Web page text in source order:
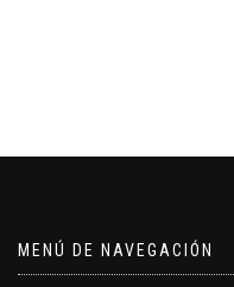
MENÚ DE NAVEGACIÓN